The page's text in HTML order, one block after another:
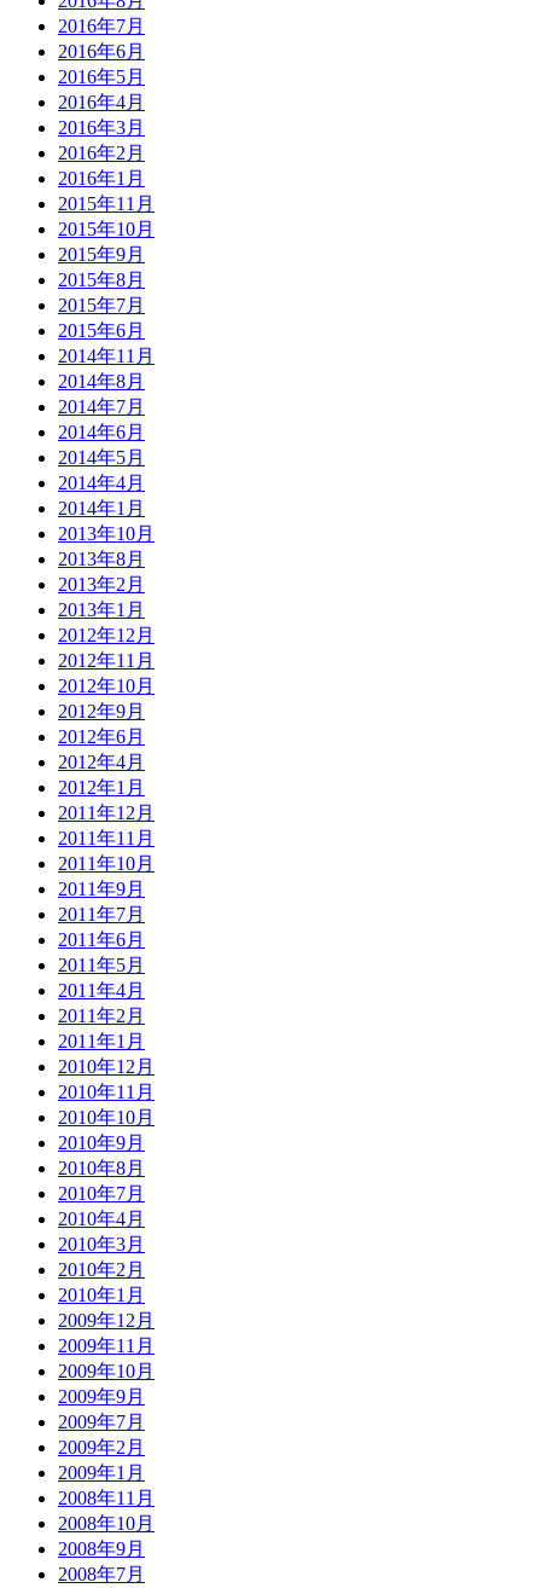
2016年7月
2016年6月
2016年5月
2016年4月
2016年3月
2016年2月
2016年1月
2015年11月
2015年10月
2015年9月
2015年8月
2015年7月
2015年6月
2014年11月
2014年8月
2014年7月
2014年6月
2014年5月
2014年4月
2014年1月
2013年10月
2013年8月
2013年2月
2013年1月
2012年12月
2012年11月
2012年10月
2012年9月
2012年6月
2012年4月
2012年1月
2011年12月
2011年11月
2011年10月
2011年9月
2011年7月
2011年6月
2011年5月
2011年4月
2011年2月
2011年1月
2010年12月
2010年11月
2010年10月
2010年9月
2010年8月
2010年7月
2010年4月
2010年3月
2010年2月
2010年1月
2009年12月
2009年11月
2009年10月
2009年9月
2009年7月
2009年2月
2009年1月
2008年11月
2008年10月
2008年9月
2008年7月